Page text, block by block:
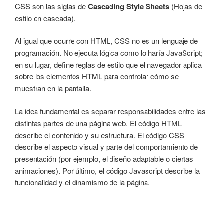
CSS son las siglas deCascading Style Sheets (Hojas de
estilo en cascada).
Al igual que ocurre con HTML, CSS no es un lenguaje de
programación. No ejecuta lógica como lo haría JavaScript;
en su lugar, define reglas de estilo que el navegador aplica
sobre los elementos HTML para controlar cómo se
muestran en la pantalla.
La idea fundamental es separar responsabilidades entre las
distintas partes de una página web. El código HTML
describe el contenido y su estructura. El código CSS
describe el aspecto visual y parte del comportamiento de
presentación (por ejemplo, el diseño adaptable o ciertas
animaciones). Por último, el código Javascript describe la
funcionalidad y el dinamismo de la página.